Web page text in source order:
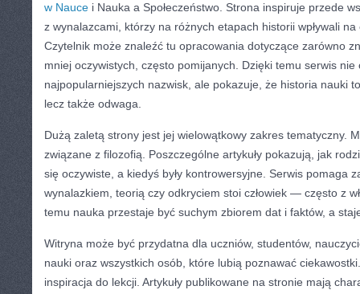
w Nauce i Nauka a Społeczeństwo. Strona inspiruje przede
z wynalazcami, którzy na różnych etapach historii wpływali na
Czytelnik może znaleźć tu opracowania dotyczące zarówno
mniej oczywistych, często pomijanych. Dzięki temu serwis nie
najpopularniejszych nazwisk, ale pokazuje, że historia nauki
lecz także odwaga.
Dużą zaletą strony jest jej wielowątkowy zakres tematyczny.
związane z filozofią. Poszczególne artykuły pokazują, jak
się oczywiste, a kiedyś były kontrowersyjne. Serwis pomaga
wynalazkiem, teorią czy odkryciem stoi człowiek — często z
temu nauka przestaje być suchym zbiorem dat i faktów, a
Witryna może być przydatna dla uczniów, studentów,
nauki oraz wszystkich osób, które lubią poznawać
inspiracja do lekcji. Artykuły publikowane na stronie mają